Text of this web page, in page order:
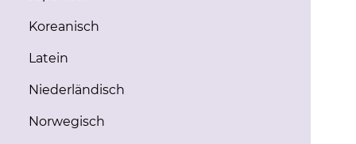
Koreanisch
Latein
Niederländisch
Norwegisch